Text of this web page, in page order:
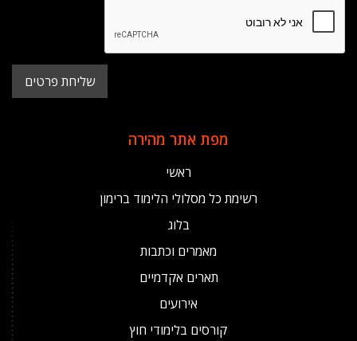
מפת אתר מהירה
ראשי
רשימת כל מסלולי הלימוד ברימון
בלוג
מאמרים וכתבות
תארים אקדמיים
אירועים
קורסים בלימודי חוץ